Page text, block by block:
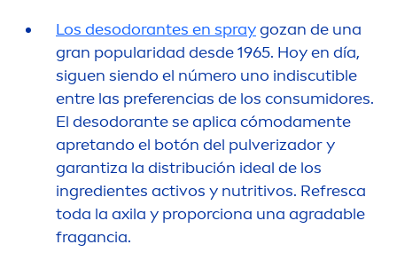
Los desodorantes en spraygozan de una
gran popularidad desde 1965. Hoy en día,
siguen siendo el número uno indiscutible
entre las preferencias de los consumidores.
El desodorante se aplica cómodamente
apretando el botón del pulverizador y
garantiza la distribución ideal de los
ingredientes activos y nutritivos. Refresca
toda la axila y proporciona una agradable
fragancia.